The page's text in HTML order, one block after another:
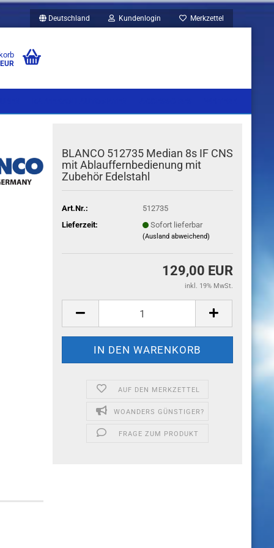
Deutschland Kundenlogin Merkzettel
BLANCO 512735 Median 8s IF CNS
mit Ablauffernbedienung mit
Zubehör Edelstahl
Art.Nr.:
512735
Lieferzeit:
Sofort lieferbar
(Ausland abweichend)
129,00 EUR
inkl. 19% MwSt.
AUF DEN MERKZETTEL
WOANDERS GÜNSTIGER?
FRAGE ZUM PRODUKT